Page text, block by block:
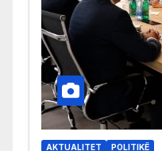
AKTUALITET POLITIKË